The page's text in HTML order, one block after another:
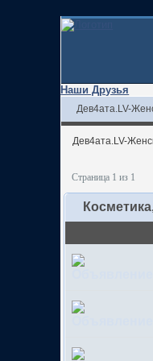
Наши Друзья
Дев4ата.LV-
Дев4ата.LV-
Страница 1 из 1